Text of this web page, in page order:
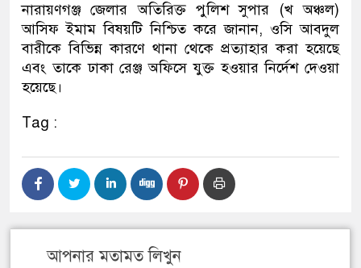
নারায়ণগঞ্জ জেলার অতিরিক্ত পুলিশ সুপার (খ অঞ্চল)
আসিফ ইমাম বিষয়টি নিশ্চিত করে জানান, ওসি আবদুল
বারীকে বিভিন্ন কারণে থানা থেকে প্রত্যাহার করা হয়েছে
এবং তাকে ঢাকা রেঞ্জ অফিসে যুক্ত হওয়ার নির্দেশ দেওয়া
হয়েছে।
Tag :
আপনার মতামত লিখুন